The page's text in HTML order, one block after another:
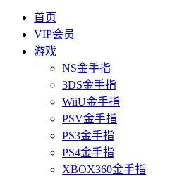
首页
VIP会员
游戏
NS金手指
3DS金手指
WiiU金手指
PSV金手指
PS3金手指
PS4金手指
XBOX360金手指